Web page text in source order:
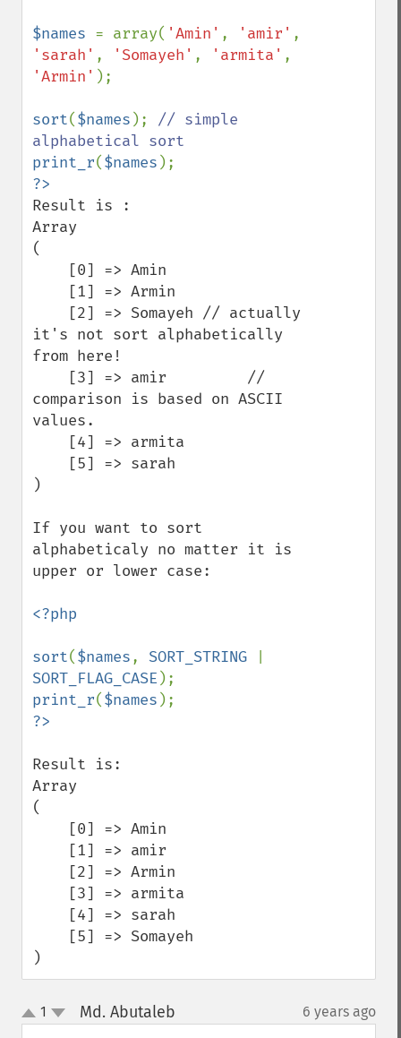
$names = array( 'Amin' , 'amir'
'sarah' , 'Somayeh' , 'armita'
'Armin' );
sort($names ); // simple
print_r($names
Result is :
Array
(
it's not sort alphabetically
from here!
comparison is based on ASCII
values.
)
If you want to sort
alphabeticaly no matter it is
upper or lower case:
<?php
sort($names, SORT_STRING
SORT_FLAG_CASE
print_r($names
Result is:
Array
(
)
up
down
1 Md. Abutaleb 6 years ago